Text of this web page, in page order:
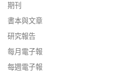
期刊
書本與文章
研究報告
每月電子報
每週電子報